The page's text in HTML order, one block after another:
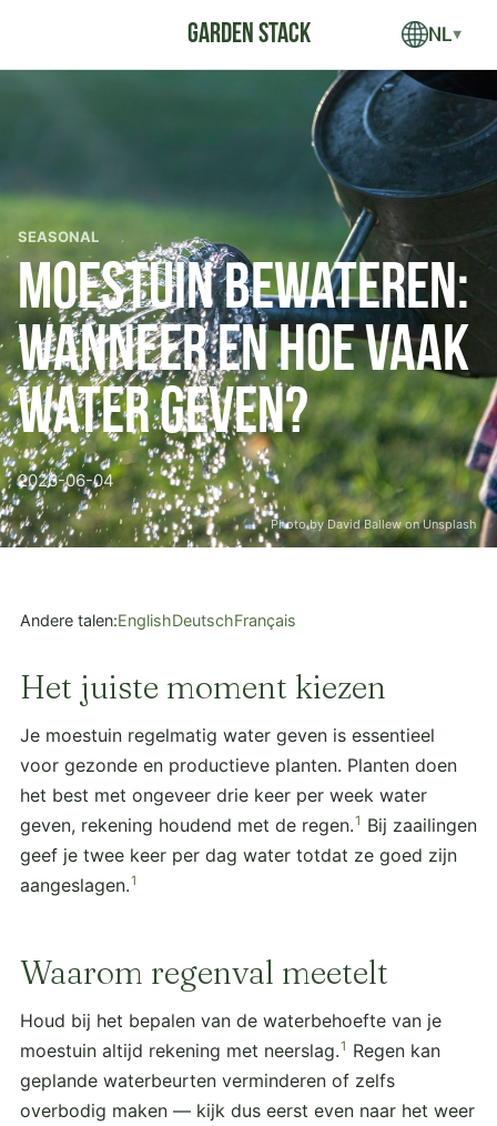
NL ▼
SEASONAL
Moestuin bewateren:
wanneer en hoe vaak
water geven?
2026-06-04
Photo by David Ballew on Unsplash
Andere talen:EnglishDeutschFrançais
Het juiste moment kiezen
Je moestuin regelmatig water geven is essentieel
voor gezonde en productieve planten. Planten doen
het best met ongeveer drie keer per week water
geven, rekening houdend met de regen.1 Bij zaailingen
geef je twee keer per dag water totdat ze goed zijn
aangeslagen.1
Waarom regenval meetelt
Houd bij het bepalen van de waterbehoefte van je
moestuin altijd rekening met neerslag.1 Regen kan
geplande waterbeurten verminderen of zelfs
overbodig maken — kijk dus eerst even naar het weer